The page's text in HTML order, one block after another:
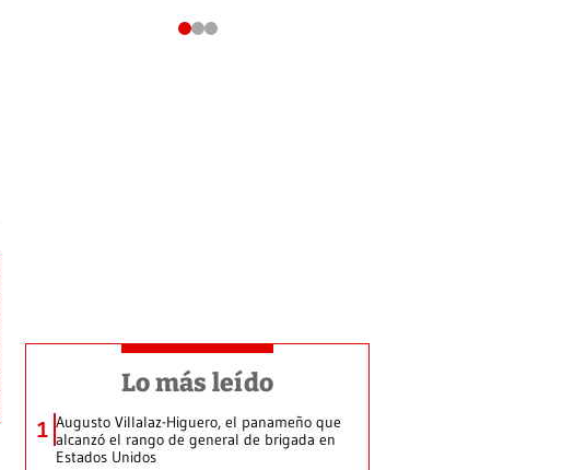
Lo más leído
1 Augusto Villalaz-Higuero, el panameño que
alcanzó el rango de general de brigada en
Estados Unidos